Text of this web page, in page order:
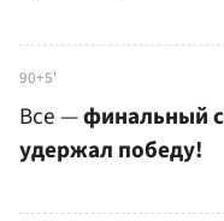
90+5'
Все —финальный
удержал победу!